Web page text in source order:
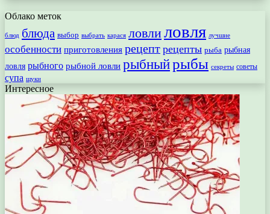
Облако меток
блюд блюда выбор выбрать карася ловлиловля лучшие
особенности приготовления рецепт рецепты рыба рыбная
ловля рыбного рыбной ловли рыбныйрыбы секреты советы
супа щуки
Интересное